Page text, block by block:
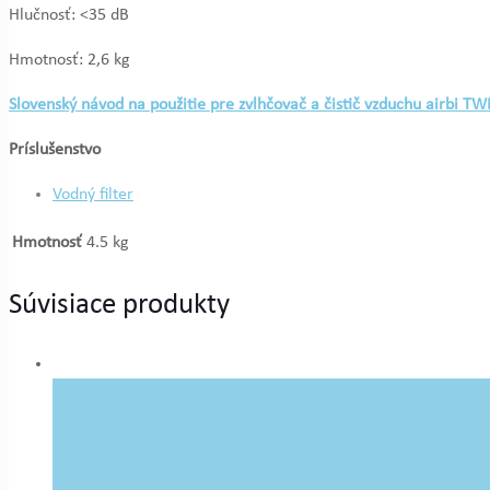
Hlučnosť: <35 dB
Hmotnosť: 2,6 kg
Slovenský návod na použitie pre zvlhčovač a čistič vzduchu airbi
Príslušenstvo
Vodný filter
Hmotnosť 4.5 kg
Súvisiace produkty